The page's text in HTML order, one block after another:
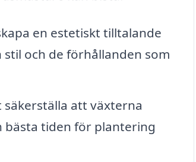
en estetiskt tilltalande
och de förhållanden som
att växterna
bästa tiden för plantering